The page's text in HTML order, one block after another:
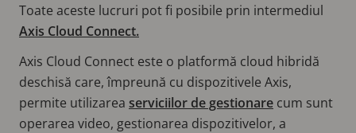
Toate aceste lucruri pot fi posibile prin intermediul
Axis Cloud Connect.
Axis Cloud Connect este o platformă cloud hibridă
deschisă care, împreună cu dispozitivele Axis,
permite utilizarea serviciilor de gestionare cum sunt
operarea video, gestionarea dispozitivelor, a